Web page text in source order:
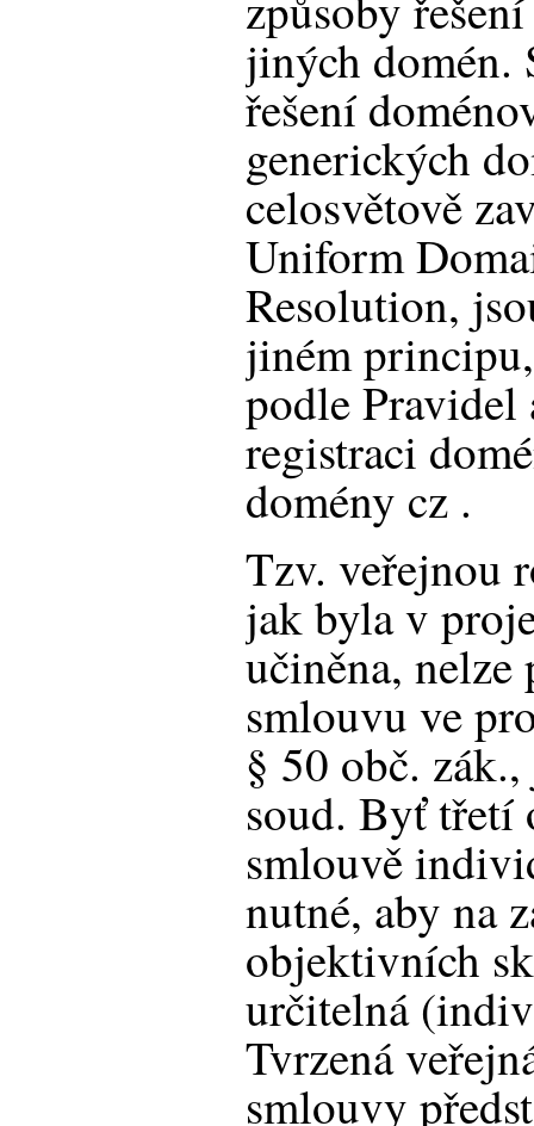
jiných domén.
řešení
generických
celosvětově
Uniform
Resolution,
jiném
podle
registraci
domény cz .
Tzv. veřejnou
jak byla v
učiněna, nelze
smlouvu ve
§ 50 obč.
soud. Byť třetí
smlouvě
nutné, aby na
objektivních
určitelná
Tvrzená
smlouvy